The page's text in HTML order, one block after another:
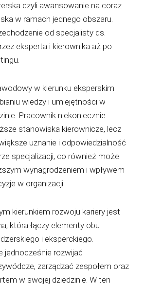
czyli awansowanie na coraz
w ramach jednego obszaru.
od specjalisty ds.
eksperta i kierownika aż po
w kierunku eksperskim
wiedzy i umiejętności w
Pracownik niekoniecznie
stanowiska kierownicze, lecz
uznanie i odpowiedzialność
specjalizacji, co również może
wynagrodzeniem i wpływem
w organizacji.
kierunkiem rozwoju kariery jest
która łączy elementy obu
i eksperckiego.
jednocześnie rozwijać
zarządzać zespołem oraz
w swojej dziedzinie. W ten